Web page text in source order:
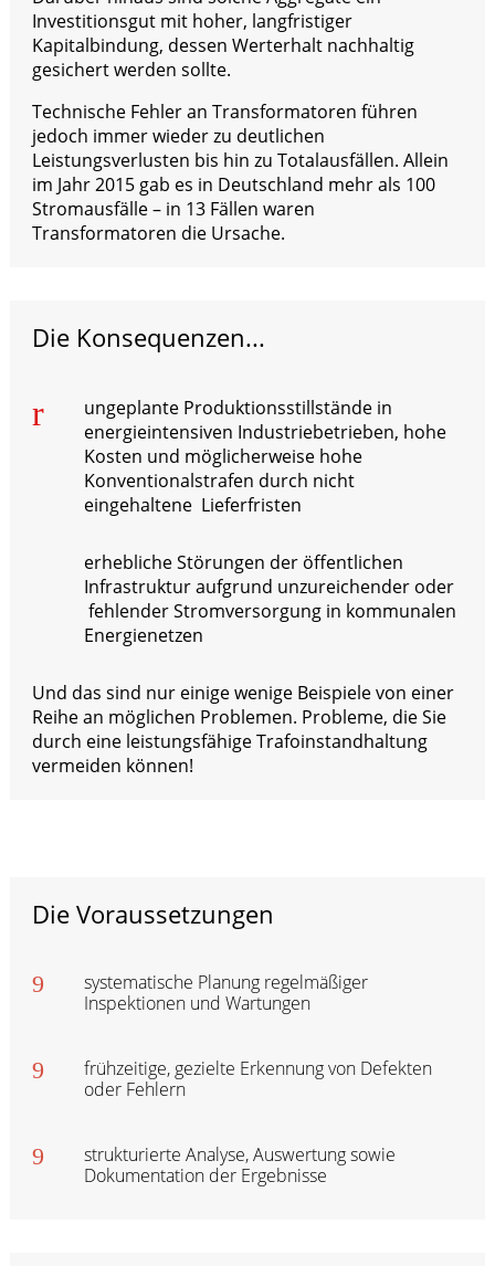
Investitionsgut mit hoher, langfristiger
Kapitalbindung, dessen Werterhalt nachhaltig
gesichert werden sollte.
Technische Fehler an Transformatoren führen
jedoch immer wieder zu deutlichen
Leistungsverlusten bis hin zu Totalausfällen. Allein
im Jahr 2015 gab es in Deutschland mehr als 100
Stromausfälle – in 13 Fällen waren
Transformatoren die Ursache.
Die Konsequenzen...
r
ungeplante Produktionsstillstände in
energieintensiven Industriebetrieben, hohe
Kosten und möglicherweise hohe
Konventionalstrafen durch nicht
eingehaltene Lieferfristen
erhebliche Störungen der öffentlichen
Infrastruktur aufgrund unzureichender oder
fehlender Stromversorgung in kommunalen
Energienetzen
Und das sind nur einige wenige Beispiele von einer
Reihe an möglichen Problemen. Probleme, die Sie
durch eine leistungsfähige Trafoinstandhaltung
vermeiden können!
Die Voraussetzungen
9
systematische Planung regelmäßiger
Inspektionen und Wartungen
9
frühzeitige, gezielte Erkennung von Defekten
oder Fehlern
9
strukturierte Analyse, Auswertung sowie
Dokumentation der Ergebnisse